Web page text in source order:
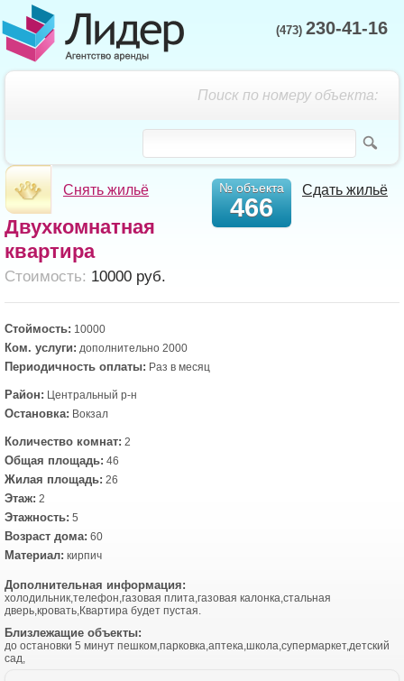
(473) 230-41-16
Поиск по номеру объекта:
Снять жильё Сдать жильё
№ объекта
466
Двухкомнатная
квартира
Cтоимость: 10000 руб.
Стоймость: 10000
Ком. услуги: дополнительно 2000
Периодичность оплаты: Раз в месяц
Район: Центральный р-н
Остановка: Вокзал
Количество комнат: 2
Общая площадь: 46
Жилая площадь: 26
Этаж: 2
Этажность: 5
Возраст дома: 60
Материал: кирпич
Дополнительная информация:
холодильник,телефон,газовая плита,газовая калонка,стальная
дверь,кровать,Квартира будет пустая.
Близлежащие объекты:
до остановки 5 минут пешком,парковка,аптека,школа,супермаркет,детский
сад,